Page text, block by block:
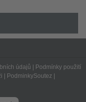
údajů
Podmínky použití
PodminkySoutez